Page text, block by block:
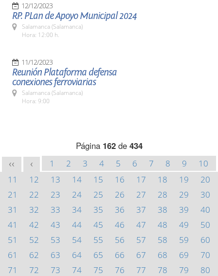
12/12/2023
RP. PLan de Apoyo Municipal 2024
Salamanca (Salamanca)
Hora: 12:00 h.
11/12/2023
Reunión Plataforma defensa
conexiones ferroviarias
Salamanca (Salamanca)
Hora: 9:00
Página 162de 434
<< < 1 2 3 4 5 6 7 8 9
10
11
12 13 14 15 16 17 18 19
20
21
22 23 24 25 26 27 28 29
30
31
32 33 34 35 36 37 38 39
40
41
42 43 44 45 46 47 48 49
50
51
52 53 54 55 56 57 58 59
60
61
62 63 64 65 66 67 68 69
70
71
72 73 74 75 76 77 78 79
80